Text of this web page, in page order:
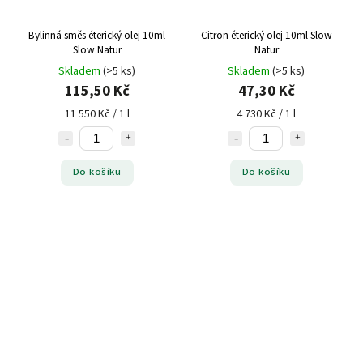
Bylinná směs éterický olej 10ml
Slow Natur
Skladem (>5 ks)
115,50 Kč
11 550 Kč / 1 l
Do košíku
Citron éterický olej 10ml Slow
Natur
Skladem (>5 ks)
47,30 Kč
4 730 Kč / 1 l
Do košíku